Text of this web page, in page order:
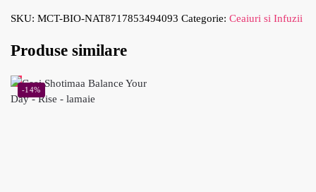
SKU: MCT-BIO-NAT8717853494093 Categorie: Ceaiuri si Infuzii
Produse similare
-14%